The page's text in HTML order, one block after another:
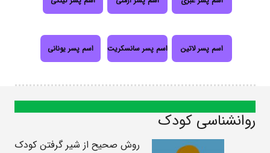
اسم پسر لاتین اسم پسر سانسکریت اسم پسر یونانی
روانشناسی کودک
روش صحیح از شیر گرفتن کودک